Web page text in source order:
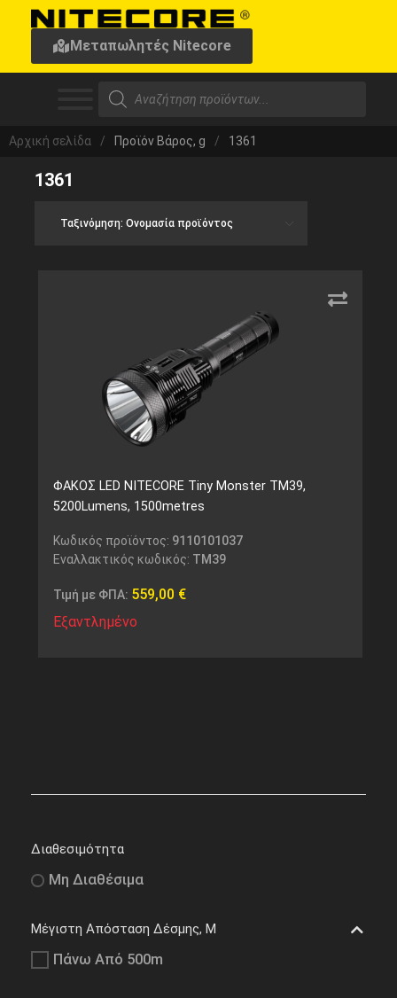
Μεταπωλητές Nitecore
Αρχική σελίδα / Προϊόν Βάρος, g / 1361
1361
ΦΑΚΟΣ LED NITECORE Tiny Monster TM39,
5200Lumens, 1500metres
Κωδικός προϊόντος: 9110101037
Εναλλακτικός κωδικός: TM39
Τιμή με ΦΠΑ: 559,00 €
Εξαντλημένο
Διαθεσιμότητα
Μη Διαθέσιμα
Μέγιστη Απόσταση Δέσμης, M
Πάνω Από 500m